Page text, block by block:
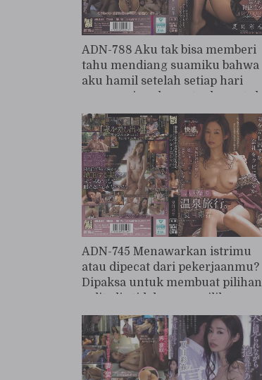
ADN-788 Aku tak bisa memberi
tahu mendiang suamiku bahwa
aku hamil setelah setiap hari
menemui ayah mertuaku untuk
mengisi kekosongan kesepian. -
Natsume Ayaharu
ADN-745 Menawarkan istrimu
atau dipecat dari pekerjaanmu?
Dipaksa untuk membuat pilihan
sulit, dia tidak punya pilihan
selain menawarkan istrinya
kepada bosnya yang perkasa
untuk liburan ke pemandian air
panas.